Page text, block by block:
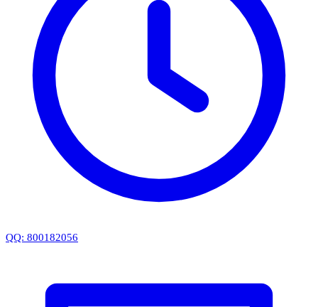
QQ: 800182056